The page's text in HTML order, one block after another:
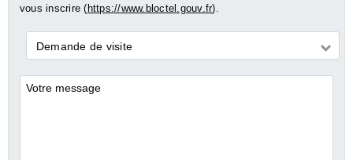
vous inscrire (https://www.bloctel.gouv.fr).
Demande
*
Demande de visite
Commentaires